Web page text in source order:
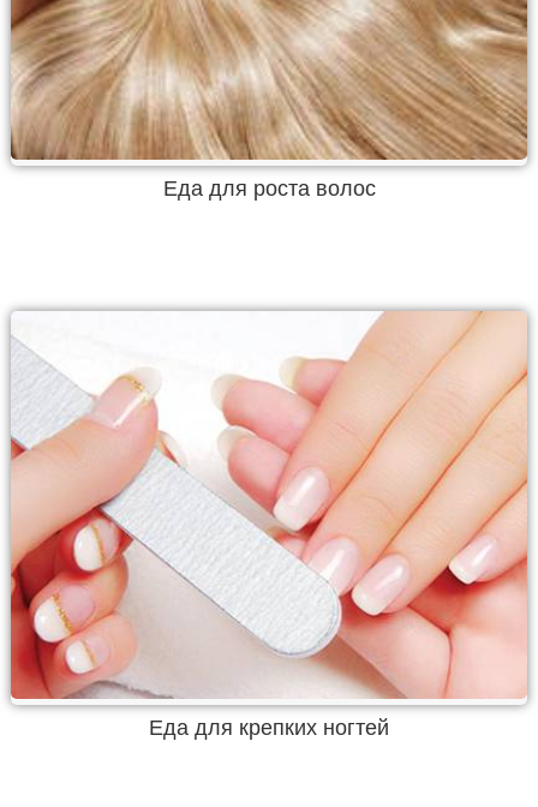
Еда для роста волос
Еда для крепких ногтей